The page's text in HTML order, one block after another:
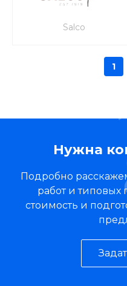
Salco
1
Нужна
Подробно
работ и типовых
стоимость и